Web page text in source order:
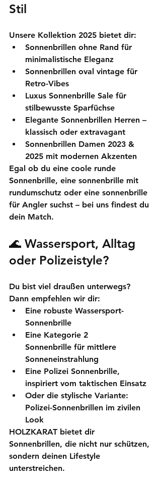
Stil
Unsere Kollektion 2025 bietet dir:
Sonnenbrillen ohne Rand für
minimalistische Eleganz
Sonnenbrillen oval vintage für
Retro-Vibes
Luxus Sonnenbrille Sale für
stilbewusste Sparfüchse
Elegante Sonnenbrillen Herren –
klassisch oder extravagant
Sonnenbrillen Damen 2023 &
2025 mit modernen Akzenten
Egal ob du eine coole runde
Sonnenbrille, eine sonnenbrille mit
rundumschutz oder eine sonnenbrille
für Angler suchst – bei uns findest du
dein Match.
🌊 Wassersport, Alltag
oder Polizeistyle?
Du bist viel draußen unterwegs?
Dann empfehlen wir dir:
Eine robuste Wassersport-
Sonnenbrille
Eine Kategorie 2
Sonnenbrille für mittlere
Sonneneinstrahlung
Eine Polizei Sonnenbrille,
inspiriert vom taktischen Einsatz
Oder die stylische Variante:
Polizei-Sonnenbrillen im zivilen
Look
HOLZKARAT bietet dir
Sonnenbrillen, die nicht nur schützen,
sondern deinen Lifestyle
unterstreichen.